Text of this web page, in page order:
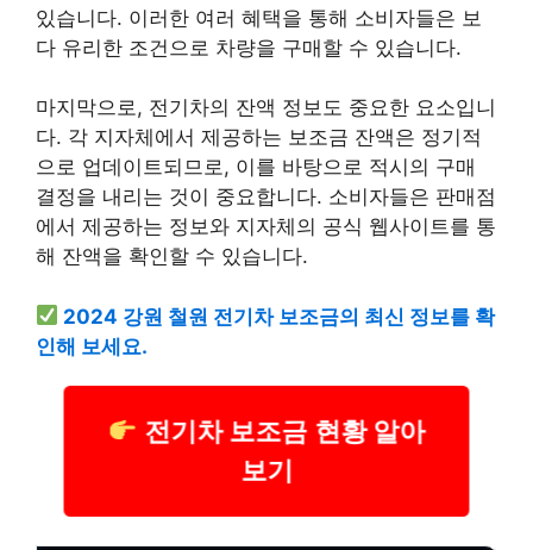
있습니다. 이러한 여러 혜택을 통해 소비자들은 보
다 유리한 조건으로 차량을 구매할 수 있습니다.
마지막으로, 전기차의 잔액 정보도 중요한 요소입니
다. 각 지자체에서 제공하는 보조금 잔액은 정기적
으로 업데이트되므로, 이를 바탕으로 적시의 구매
결정을 내리는 것이 중요합니다. 소비자들은 판매점
에서 제공하는 정보와 지자체의 공식 웹사이트를 통
해 잔액을 확인할 수 있습니다.
2024 강원 철원 전기차 보조금의 최신 정보를 확
인해 보세요.
전기차 보조금 현황 알아
보기